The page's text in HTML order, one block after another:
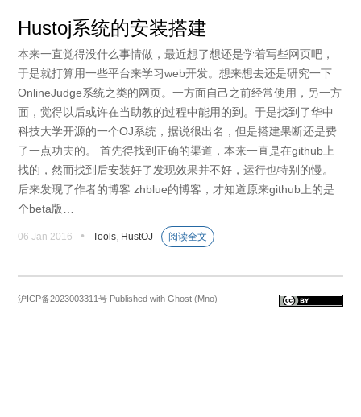
Hustoj系统的安装搭建
本来一直觉得没什么事情做，最近想了想还是学着写些网页吧，
于是就打算用一些平台来学习web开发。想来想去还是研究一下
OnlineJudge系统之类的网页。一方面自己之前经常使用，另一方
面，觉得以后或许在当助教的过程中能用的到。于是找到了华中
科技大学开源的一个OJ系统，据说很出名，但是搭建果断还是费
了一点功夫的。 首先得找到正确的渠道，本来一直是在github上
找的，然而找到后安装好了发现效果并不好，运行也特别的慢。
后来发现了作者的博客 zhblue的博客，才知道原来github上的是
个beta版…
06 Jan 2016 • Tools, HustOJ 阅读全文
沪ICP备2023003311号 Published with Ghost (Mno)